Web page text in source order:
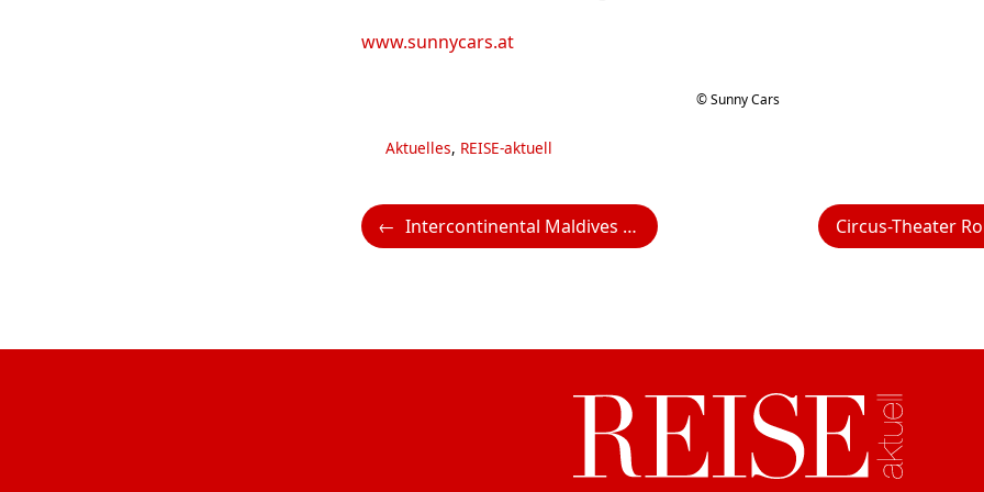
www.sunnycars.at
© Sunny Cars
Kategorien
Aktuelles, REISE-aktuell
Intercontinental Maldives Maamunagau Resort – Luxuriöser Rückzugsort im Paradies